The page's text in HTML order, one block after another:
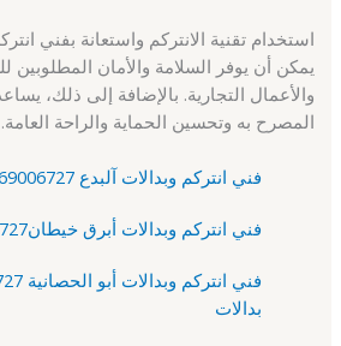
استخدام تقنية الانتركم واستعانة بفني
يمكن أن يوفر السلامة والأمان المطلوبين
والأعمال التجارية. بالإضافة إلى ذلك،
المصرح به وتحسين الحماية والراحة العامة.
فني انتركم وبدالات آلبدع 69006727 – فني تركيب انتركم
فني انتركم وبدالات أبرق خيطان69006727 – فني انتركم
بدالات